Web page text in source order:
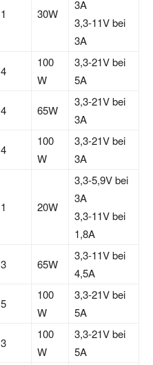
1 30W
3A
3,3-11V bei
3A
4
100
W
3,3-21V bei
5A
4 65W
3,3-21V bei
3A
4
100
W
3,3-21V bei
3A
1 20W
3,3-5,9V bei
3A
3,3-11V bei
1,8A
3 65W
3,3-11V bei
4,5A
5
100
W
3,3-21V bei
5A
3
100
W
3,3-21V bei
5A